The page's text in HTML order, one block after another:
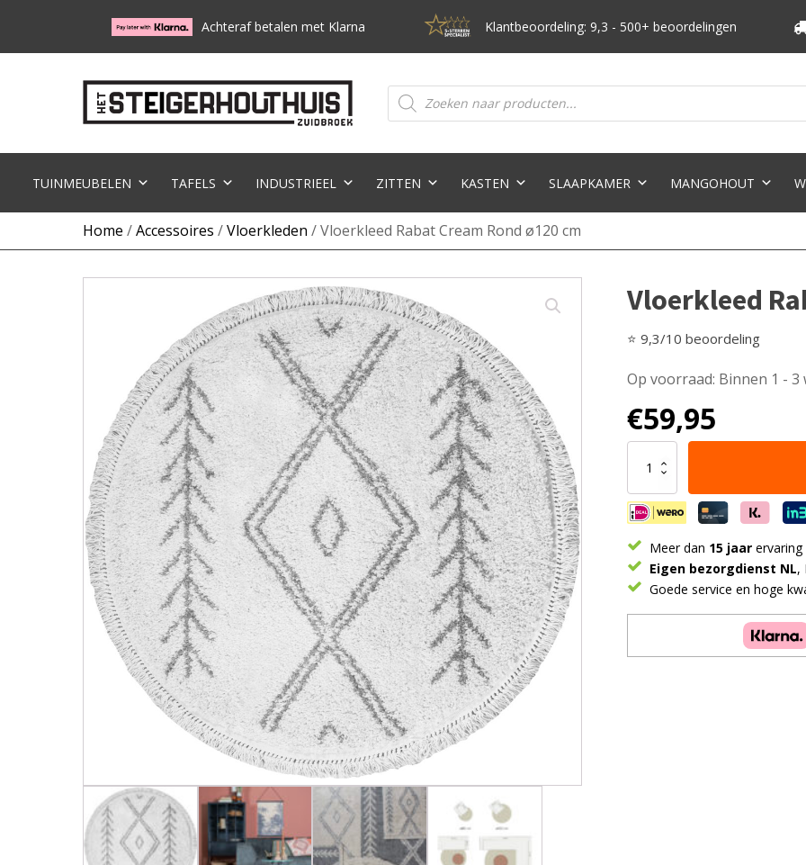
Achteraf betalen met Klarna Klantbeoordeling: 9,3 - 500+ beoordelingen
Producten
zoeken
TUINMEUBELEN TAFELS INDUSTRIEEL ZITTEN KASTEN SLAAPKAMER MANGOHOUT
Home /Accessoires /Vloerkleden / Vloerkleed Rabat Cream Rond ø120 cm
Vloerkleed
⭐ 9,3/10 beoordeling
Op voorraad: Binnen 1 -
€59,95
Rabat
Cream
Rond
ø120
cm
aantal
Meer dan 15 jaar ervaring
Eigen bezorgdienst NL,
Goede service en hoge